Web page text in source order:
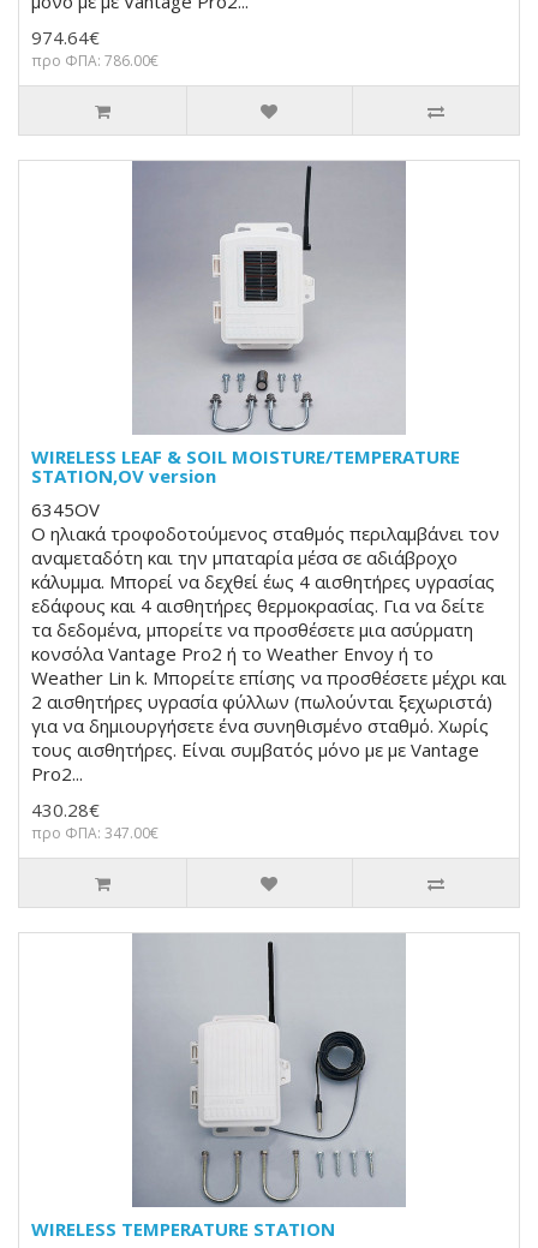
974.64€
προ ΦΠΑ: 786.00€
WIRELESS LEAF & SOIL MOISTURE/TEMPERATURE
STATION,OV version
6345OV
Ο ηλιακά τροφοδοτούμενος σταθμός περιλαμβάνει τον
αναμεταδότη και την μπαταρία μέσα σε αδιάβροχο
κάλυμμα. Μπορεί να δεχθεί έως 4 αισθητήρες υγρασίας
εδάφους και 4 αισθητήρες θερμοκρασίας. Για να δείτε
τα δεδομένα, μπορείτε να προσθέσετε μια ασύρματη
κονσόλα Vantage Pro2 ή το Weather Envoy ή το
Weather Lin k. Μπορείτε επίσης να προσθέσετε μέχρι και
2 αισθητήρες υγρασία φύλλων (πωλούνται ξεχωριστά)
για να δημιουργήσετε ένα συνηθισμένο σταθμό. Χωρίς
τους αισθητήρες. Είναι συμβατός μόνο με με Vantage
Pro2...
430.28€
προ ΦΠΑ: 347.00€
WIRELESS TEMPERATURE STATION